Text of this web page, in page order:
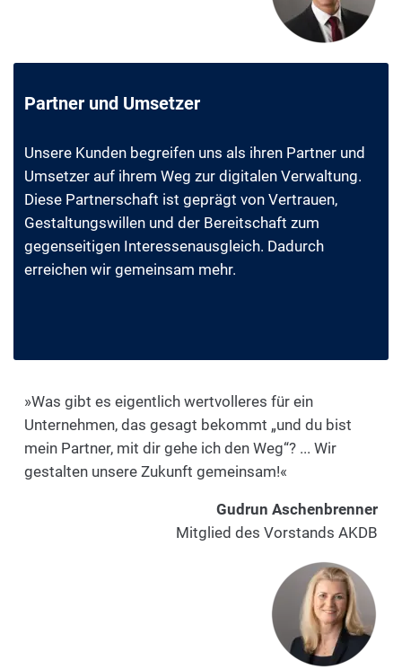
Partner und Umsetzer
Unsere Kunden begreifen uns als ihren Partner und
Umsetzer auf ihrem Weg zur digitalen Verwaltung.
Diese Partnerschaft ist geprägt von Vertrauen,
Gestaltungswillen und der Bereitschaft zum
gegenseitigen Interessenausgleich. Dadurch
erreichen wir gemeinsam mehr.
»Was gibt es eigentlich wertvolleres für ein
Unternehmen, das gesagt bekommt „und du bist
mein Partner, mit dir gehe ich den Weg“? ... Wir
gestalten unsere Zukunft gemeinsam!«
Gudrun Aschenbrenner
Mitglied des Vorstands AKDB